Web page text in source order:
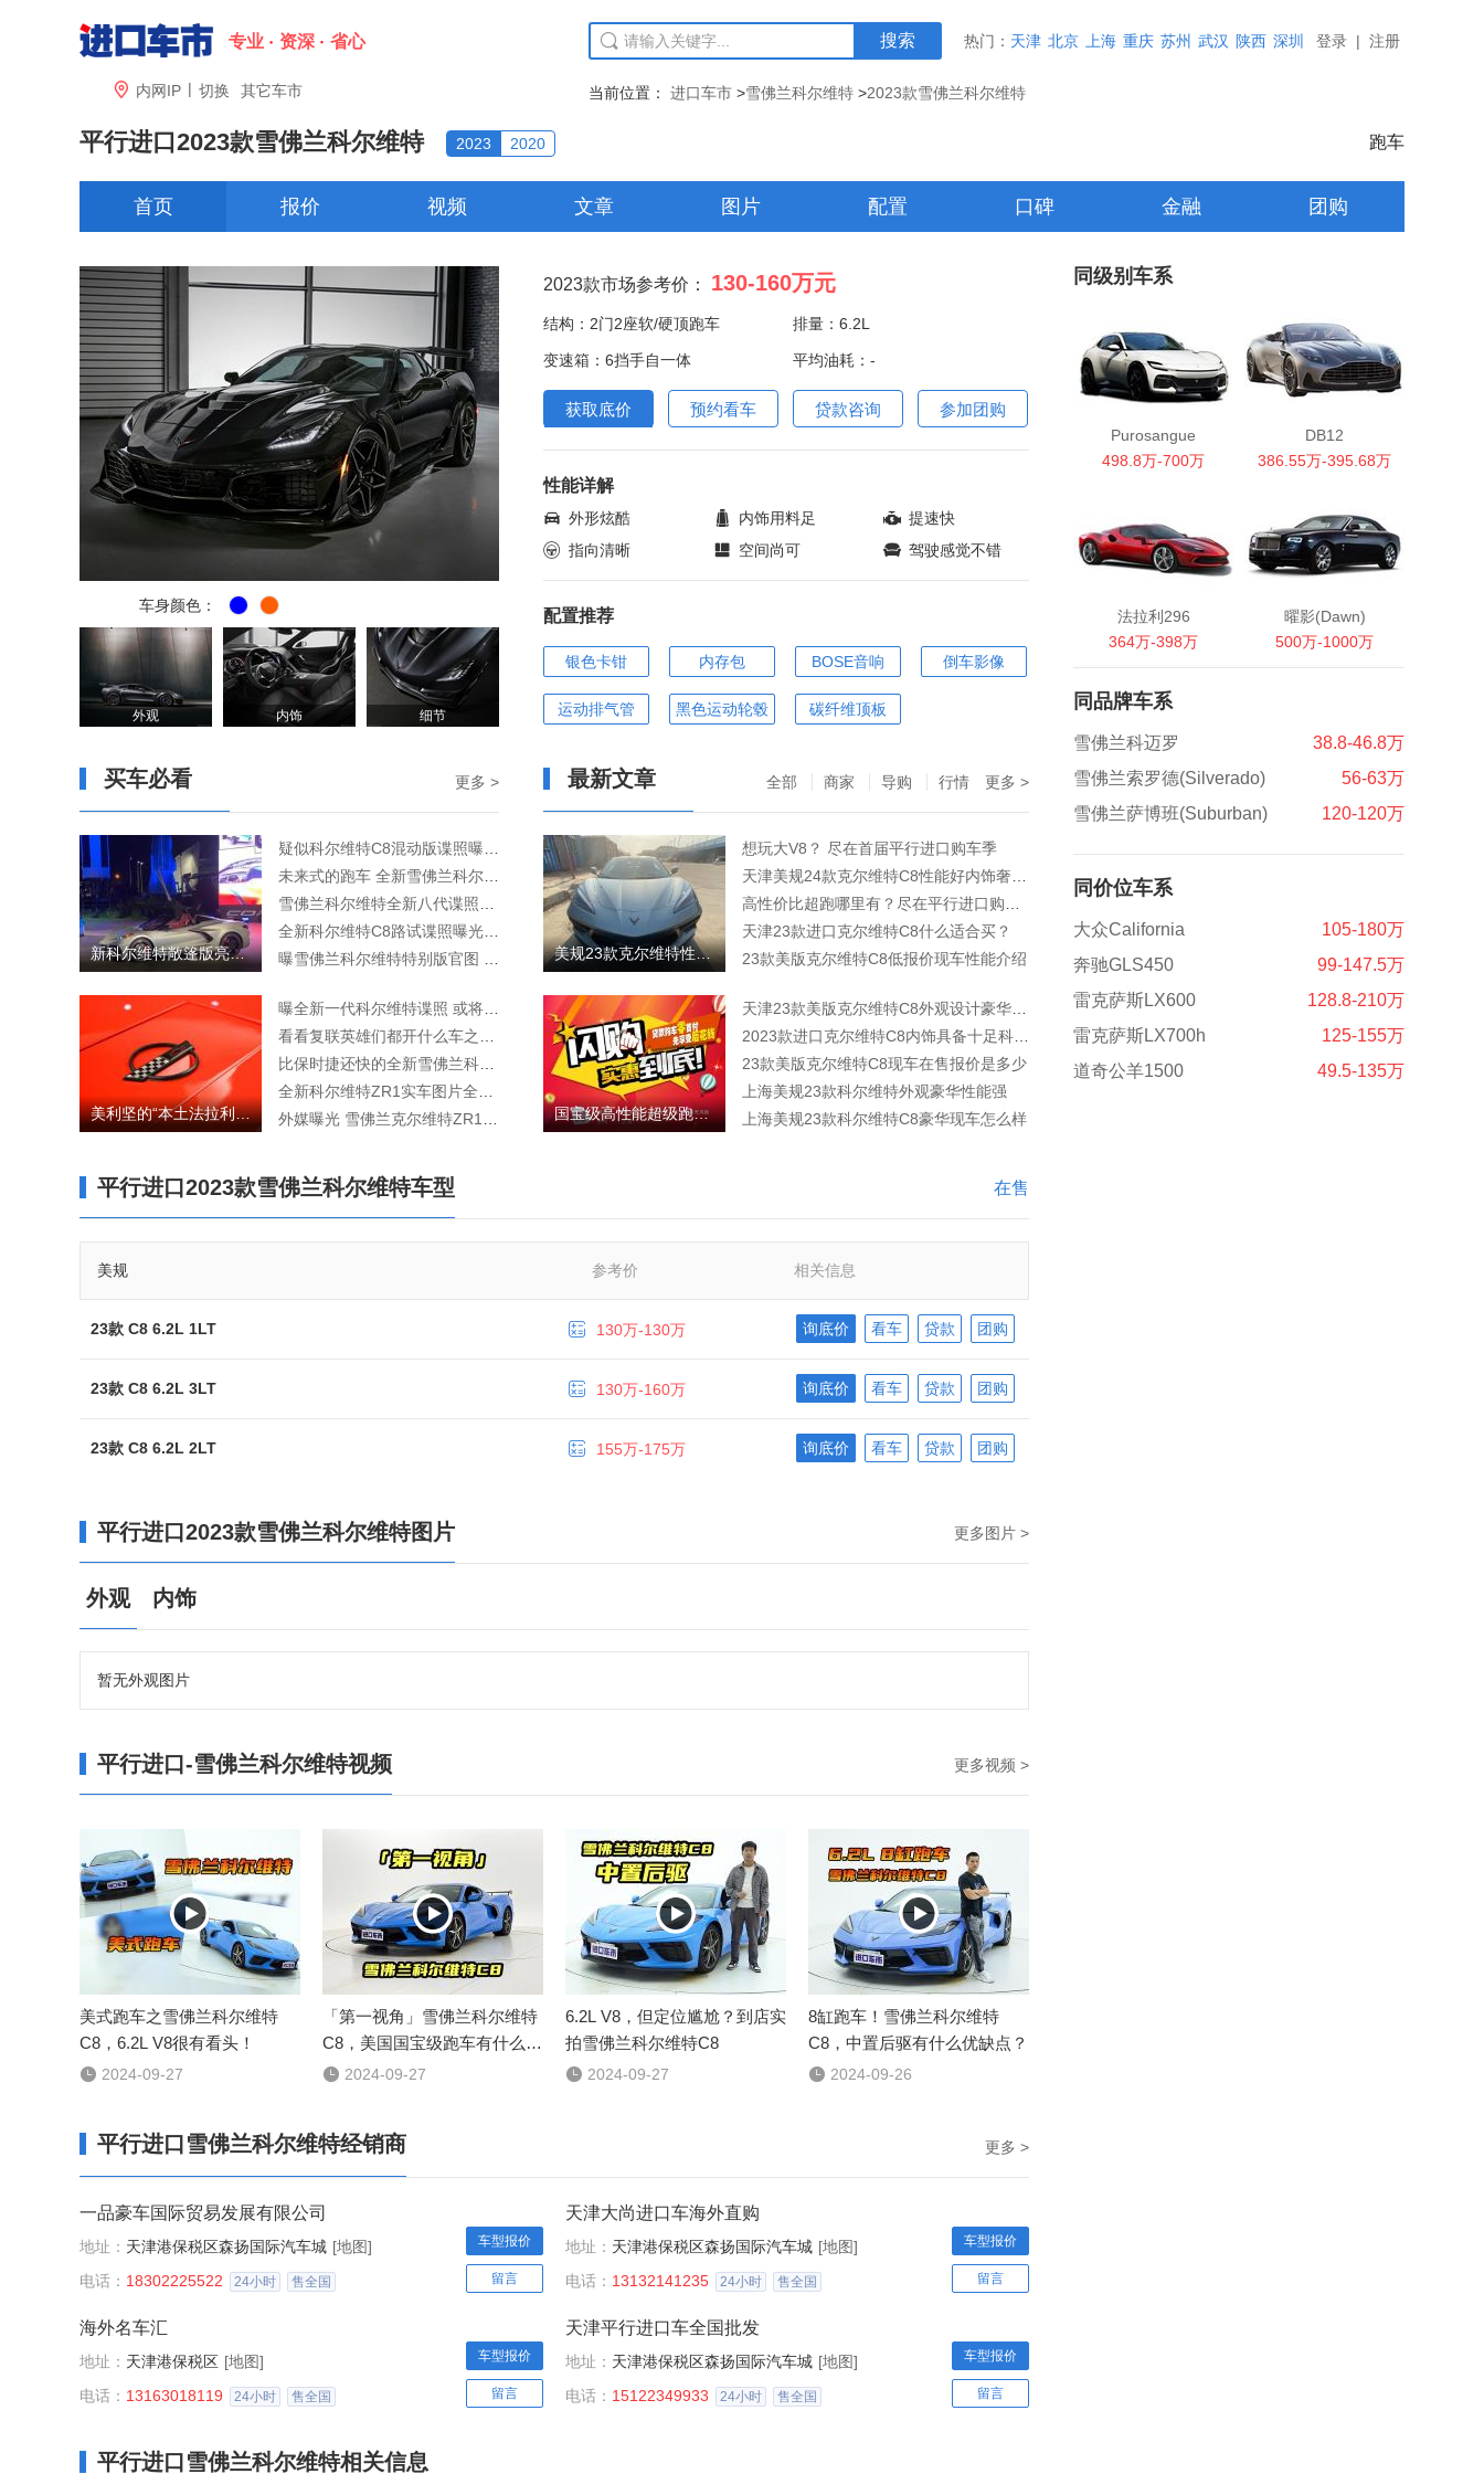
专业 资深 省心
 内网IP | 切换 其它车市
搜索 热门： 天津 北京 上海 重庆 苏州 武汉 陕西 深圳 登录 | 注册
当前位置： 进口车市 >雪佛兰科尔维特 >2023款雪佛兰科尔维特
平行进口2023款雪佛兰科尔维特 2023 2020 跑车
首页 报价 视频 文章 图片 配置 口碑 金融 团购
车身颜色：
外观 内饰 细节
2023款市场参考价： 130-160万元
结构：2门2座软/硬顶跑车 排量：6.2L
变速箱：6挡手自一体 平均油耗：-
获取底价 预约看车 贷款咨询 参加团购
性能详解
 外形炫酷  内饰用料足  提速快
 指向清晰  空间尚可  驾驶感觉不错
配置推荐
银色卡钳 内存包 BOSE音响 倒车影像
运动排气管 黑色运动轮毂 碳纤维顶板
买车必看 更多 >
新科尔维特敞篷版亮相 采用可折叠敞篷造型
美利坚的“本土法拉利” 克尔维特这款经典老车还是很漂亮
最新文章 全部 商家 导购 行情 更多 >
美规23款克尔维特性能强悍配置一流奢华
国宝级高性能超级跑车 尽在首届平行进口购车季
想玩大V8？ 尽在首届平行进口购车季
天津23款进口克尔维特C8什么适合买？
23款美版克尔维特C8低报价现车性能介绍
23款美版克尔维特C8现车在售报价是多少
上海美规23款科尔维特外观豪华性能强
上海美规23款科尔维特C8豪华现车怎么样
平行进口2023款雪佛兰科尔维特车型 在售
美规 参考价 相关信息
23款 C8 6.2L 1LT  130万-130万 询底价 看车 贷款 团购
23款 C8 6.2L 3LT  130万-160万 询底价 看车 贷款 团购
23款 C8 6.2L 2LT  155万-175万 询底价 看车 贷款 团购
平行进口2023款雪佛兰科尔维特图片 更多图片 >
外观 内饰
暂无外观图片
平行进口-雪佛兰科尔维特视频 更多视频 >

美式跑车之雪佛兰科尔维特
C8，6.2L V8很有看头！
 2024-09-27

「第一视角」雪佛兰科尔维特
C8，美国国宝级跑车有什么看
点？
 2024-09-27

6.2L V8，但定位尴尬？到店实
拍雪佛兰科尔维特C8
 2024-09-27

8缸跑车！雪佛兰科尔维特
C8，中置后驱有什么优缺点？
 2024-09-26
平行进口雪佛兰科尔维特经销商 更多 >
一品豪车国际贸易发展有限公司
地址： 天津港保税区森扬国际汽车城 [地图]
电话： 18302225522 24小时 售全国
车型报价
留言
天津大尚进口车海外直购
地址： 天津港保税区森扬国际汽车城 [地图]
电话： 13132141235 24小时 售全国
车型报价
留言
海外名车汇
地址： 天津港保税区 [地图]
电话： 13163018119 24小时 售全国
车型报价
留言
天津平行进口车全国批发
地址： 天津港保税区森扬国际汽车城 [地图]
电话： 15122349933 24小时 售全国
车型报价
留言
平行进口雪佛兰科尔维特相关信息
同级别车系
Purosangue
498.8万-700万
DB12
386.55万-395.68万
法拉利296
364万-398万
曜影(Dawn)
500万-1000万
同品牌车系
雪佛兰科迈罗
38.8-46.8万
雪佛兰索罗德(Silverado)
56-63万
雪佛兰萨博班(Suburban)
120-120万
同价位车系
大众California
105-180万
奔驰GLS450
99-147.5万
雷克萨斯LX600
128.8-210万
雷克萨斯LX700h
125-155万
道奇公羊1500
49.5-135万